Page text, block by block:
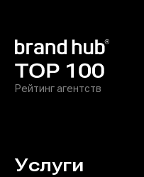
Рейтинг агентств
Услуги